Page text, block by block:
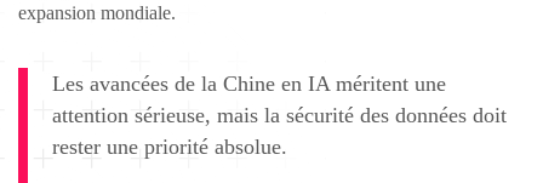
expansion mondiale.
Les avancées de la Chine en IA méritent une
attention sérieuse, mais la sécurité des données doit
rester une priorité absolue.